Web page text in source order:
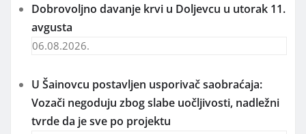
Dobrovoljno davanje krvi u Doljevcu u utorak 11.
avgusta
06.08.2026.
U Šainovcu postavljen usporivač saobraćaja:
Vozači negoduju zbog slabe uočljivosti, nadležni
tvrde da je sve po projektu